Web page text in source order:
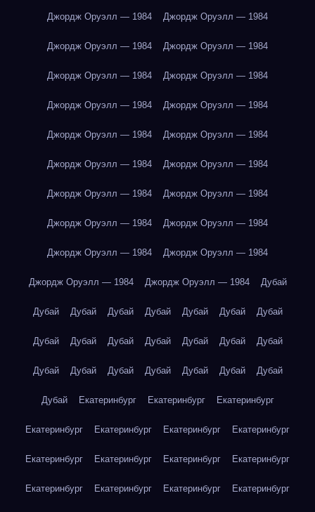
Джордж Оруэлл — 1984 Джордж Оруэлл — 1984
Джордж Оруэлл — 1984 Джордж Оруэлл — 1984
Джордж Оруэлл — 1984 Джордж Оруэлл — 1984
Джордж Оруэлл — 1984 Джордж Оруэлл — 1984
Джордж Оруэлл — 1984 Джордж Оруэлл — 1984
Джордж Оруэлл — 1984 Джордж Оруэлл — 1984
Джордж Оруэлл — 1984 Джордж Оруэлл — 1984
Джордж Оруэлл — 1984 Джордж Оруэлл — 1984
Джордж Оруэлл — 1984 Джордж Оруэлл — 1984
Джордж Оруэлл — 1984 Джордж Оруэлл — 1984 Дубай
Дубай Дубай Дубай Дубай Дубай Дубай Дубай
Дубай Дубай Дубай Дубай Дубай Дубай Дубай
Дубай Дубай Дубай Дубай Дубай Дубай Дубай
Дубай Екатеринбург Екатеринбург Екатеринбург
Екатеринбург Екатеринбург Екатеринбург Екатеринбург
Екатеринбург Екатеринбург Екатеринбург Екатеринбург
Екатеринбург Екатеринбург Екатеринбург Екатеринбург